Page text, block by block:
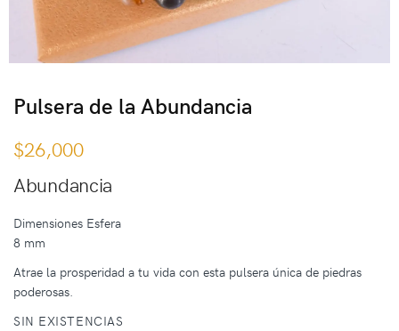
Pulsera de la Abundancia
$26,000
Abundancia
Dimensiones Esfera
8 mm
Atrae la prosperidad a tu vida con esta pulsera única de piedras
poderosas.
SIN EXISTENCIAS